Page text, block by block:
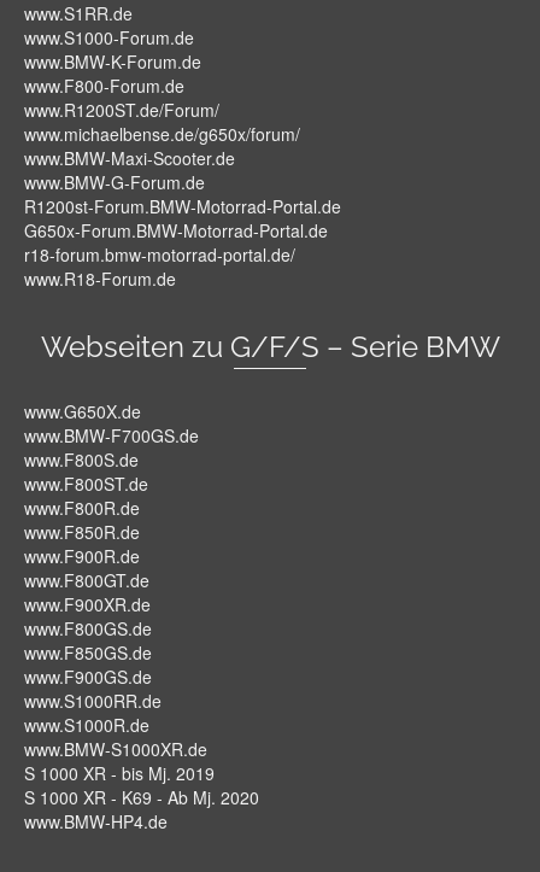
www.S1RR.de
www.S1000-Forum.de
www.BMW-K-Forum.de
www.F800-Forum.de
www.R1200ST.de/Forum/
www.michaelbense.de/g650x/forum/
www.BMW-Maxi-Scooter.de
www.BMW-G-Forum.de
R1200st-Forum.BMW-Motorrad-Portal.de
G650x-Forum.BMW-Motorrad-Portal.de
r18-forum.bmw-motorrad-portal.de/
www.R18-Forum.de
Webseiten zu G/F/S – Serie BMW
www.G650X.de
www.BMW-F700GS.de
www.F800S.de
www.F800ST.de
www.F800R.de
www.F850R.de
www.F900R.de
www.F800GT.de
www.F900XR.de
www.F800GS.de
www.F850GS.de
www.F900GS.de
www.S1000RR.de
www.S1000R.de
www.BMW-S1000XR.de
S 1000 XR - bis Mj. 2019
S 1000 XR - K69 - Ab Mj. 2020
www.BMW-HP4.de